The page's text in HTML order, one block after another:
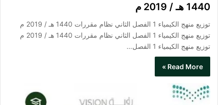
1440 هـ / 2019 م
توزيع منهج الكيمياء 1 الفصل الثاني نظام مقررات 1440 هـ / 2019 م
توزيع منهج الكيمياء 1 الفصل الثاني نظام مقررات 1440 هـ / 2019 م
توزيع منهج الكيمياء 1 الفصل…
Read More »